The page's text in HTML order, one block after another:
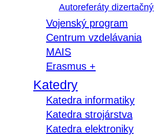
Autoreferáty
Vojenský program
Centrum vzdelávania
MAIS
Erasmus +
Katedry
Katedra informatiky
Katedra strojárstva
Katedra elektroniky